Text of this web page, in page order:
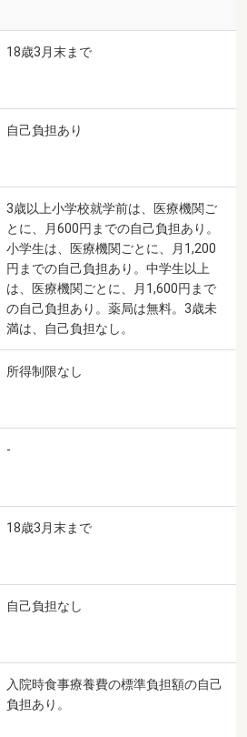
18歳3月末まで
自己負担あり
3歳以上小学校就学前は、医療機関ご
とに、月600円までの自己負担あり。
小学生は、医療機関ごとに、月1,200
円までの自己負担あり。中学生以上
は、医療機関ごとに、月1,600円まで
の自己負担あり。薬局は無料。3歳未
満は、自己負担なし。
所得制限なし
-
18歳3月末まで
自己負担なし
入院時食事療養費の標準負担額の自己
負担あり。